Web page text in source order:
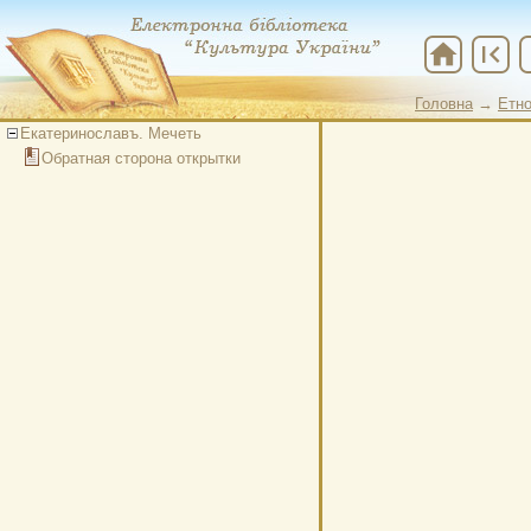
Головна →
home first_page
Екатеринославъ. Мечеть
Обратная сторона открытки